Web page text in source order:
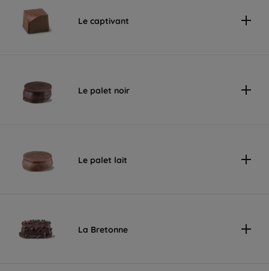
Le captivant
Le palet noir
Le palet lait
La Bretonne